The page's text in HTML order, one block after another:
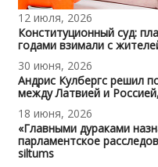
12 июля, 2026
Конституционный суд:
годами взимали с
30 июня, 2026
Андрис Кулбергс решил
между Латвией и
18 июня, 2026
«Главными дураками
парламентское
siltums